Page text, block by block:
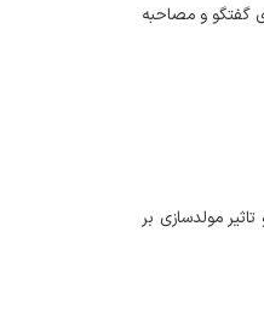
گفتگو و مصاحبه
مولدسازی بر